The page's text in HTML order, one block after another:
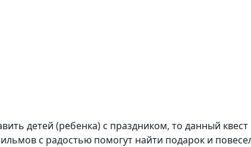
детей (ребенка) с праздником, то данный
с радостью помогут найти подарок и